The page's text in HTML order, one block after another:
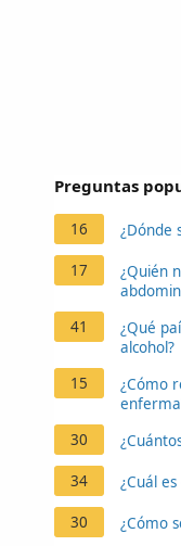
Preguntas
16 ¿Dónde
17
¿Quién
41
¿Qué
alcohol?
15
¿Cómo
30
34 ¿Cuál
30 ¿Cómo